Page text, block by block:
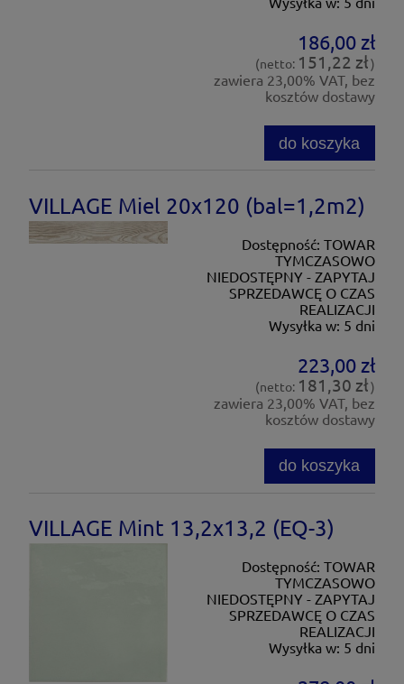
186,00 zł
(netto: 151,22 zł)
zawiera 23,00% VAT, bez
kosztów dostawy
do koszyka
VILLAGE Miel 20x120 (bal=1,2m2)
Dostępność: TOWAR
TYMCZASOWO
NIEDOSTĘPNY - ZAPYTAJ
SPRZEDAWCĘ O CZAS
REALIZACJI
Wysyłka w: 5 dni
223,00 zł
(netto: 181,30 zł)
zawiera 23,00% VAT, bez
kosztów dostawy
do koszyka
VILLAGE Mint 13,2x13,2 (EQ-3)
Dostępność: TOWAR
TYMCZASOWO
NIEDOSTĘPNY - ZAPYTAJ
SPRZEDAWCĘ O CZAS
REALIZACJI
Wysyłka w: 5 dni